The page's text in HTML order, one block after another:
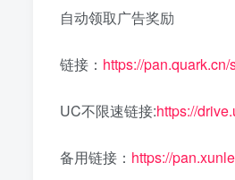
自动领取广告奖励
链接： https://
UC不限速链接:https://
备用链接： https://